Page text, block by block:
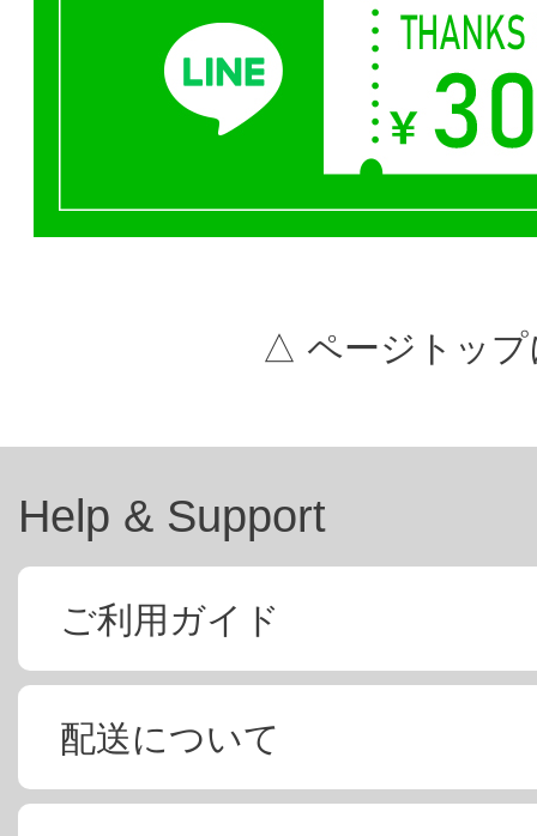
△ ページトップ
Help & Support
ご利用ガイド
配送について